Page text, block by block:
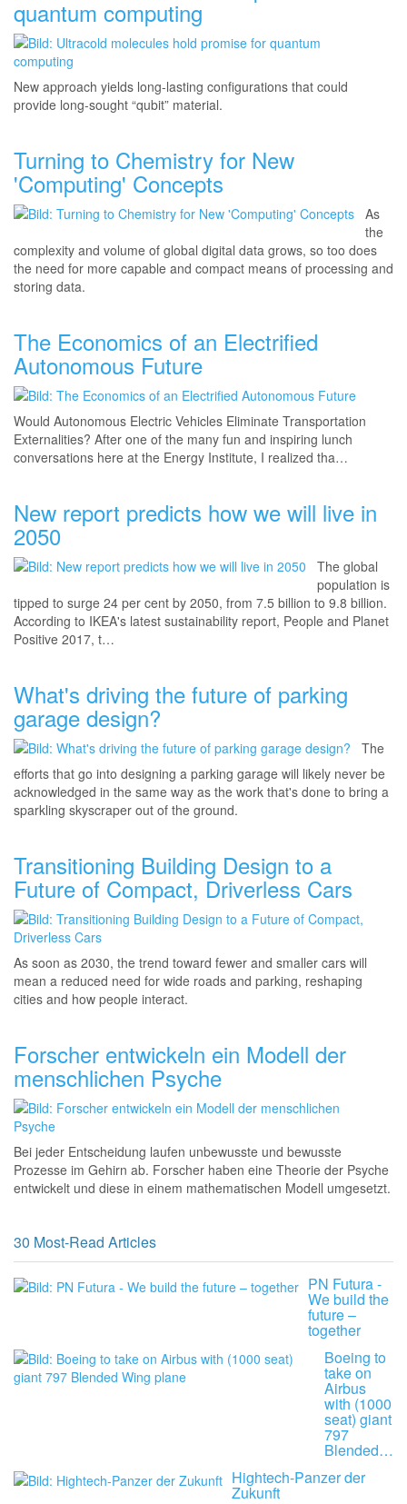
quantum computing
New approach yields long-lasting configurations that could
provide long-sought “qubit” material.
Turning to Chemistry for New
'Computing' Concepts
As
the
complexity and volume of global digital data grows, so too does
the need for more capable and compact means of processing and
storing data.
The Economics of an Electrified
Autonomous Future
Would Autonomous Electric Vehicles Eliminate Transportation
Externalities? After one of the many fun and inspiring lunch
conversations here at the Energy Institute, I realized tha…
New report predicts how we will live in
2050
The global
population is
tipped to surge 24 per cent by 2050, from 7.5 billion to 9.8 billion.
According to IKEA's latest sustainability report, People and Planet
Positive 2017, t…
What's driving the future of parking
garage design?
The
efforts that go into designing a parking garage will likely never be
acknowledged in the same way as the work that's done to bring a
sparkling skyscraper out of the ground.
Transitioning Building Design to a
Future of Compact, Driverless Cars
As soon as 2030, the trend toward fewer and smaller cars will
mean a reduced need for wide roads and parking, reshaping
cities and how people interact.
Forscher entwickeln ein Modell der
menschlichen Psyche
Bei jeder Entscheidung laufen unbewusste und bewusste
Prozesse im Gehirn ab. Forscher haben eine Theorie der Psyche
entwickelt und diese in einem mathematischen Modell umgesetzt.
30 Most-Read Articles
PN Futura -
We build the
future –
together
Boeing to
take on
Airbus
with (1000
seat) giant
797
Blended…
Hightech-Panzer der
Zukunft